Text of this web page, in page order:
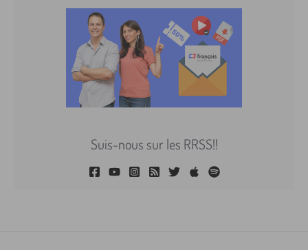
Suis-nous sur les RRSS!!